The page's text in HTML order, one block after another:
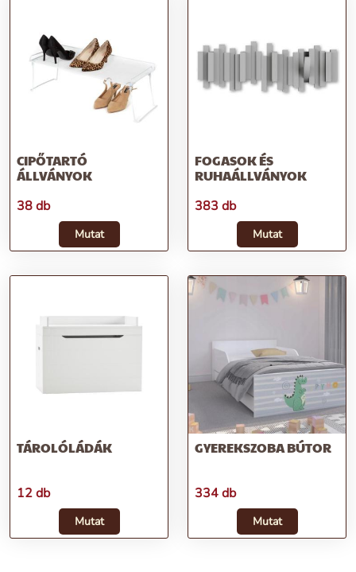
CIPŐTARTÓ
ÁLLVÁNYOK
38 db
Mutat
FOGASOK ÉS
RUHAÁLLVÁNYOK
383 db
Mutat
TÁROLÓLÁDÁK
12 db
Mutat
GYEREKSZOBA BÚTOR
334 db
Mutat